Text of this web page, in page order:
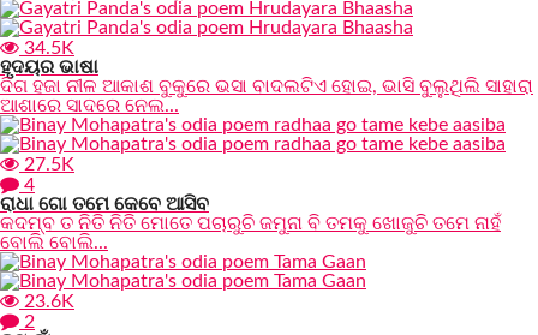
34.5K
ହୃଦୟର ଭାଷା
ଦିଗ ହଜା ନୀଳ ଆକାଶ ବୁକୁରେ ଭସା ବାଦଲଟିଏ ହୋଇ, ଭାସି ବୁଲୁଥିଲି ସାହାରା
ଆଶାରେ ସାଦରେ ନେଲ...
27.5K
4
ରାଧା ଗୋ ତମେ କେବେ ଆସିବ
କଦମ୍ବ ତ ନିତି ନିତି ମୋତେ ପଚାରୁଚି ଜମୁନା ବି ତମକୁ ଖୋଜୁଚି ତମେ ନାହଁ
ବୋଲି ବୋଲି...
23.6K
2